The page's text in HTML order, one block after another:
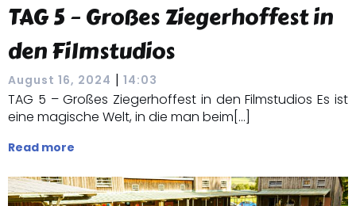
TAG 5 – Großes Ziegerhoffest in
den Filmstudios
August 16, 2024 | 14:03
TAG 5 – Großes Ziegerhoffest in den Filmstudios Es ist
eine magische Welt, in die man beim[…]
Read more